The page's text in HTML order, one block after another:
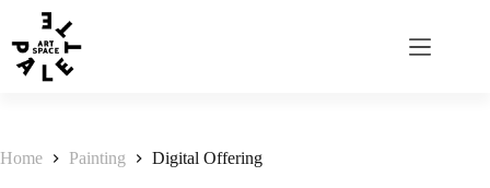
Home Painting Digital Offering